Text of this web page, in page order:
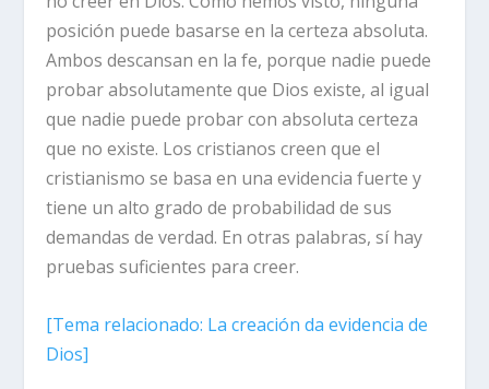
posición puede basarse en la certeza absoluta.
Ambos descansan en la fe, porque nadie puede
probar absolutamente que Dios existe, al igual
que nadie puede probar con absoluta certeza
que no existe. Los cristianos creen que el
cristianismo se basa en una evidencia fuerte y
tiene un alto grado de probabilidad de sus
demandas de verdad. En otras palabras, sí hay
pruebas suficientes para creer.
[Tema relacionado: La creación da evidencia de
Dios]